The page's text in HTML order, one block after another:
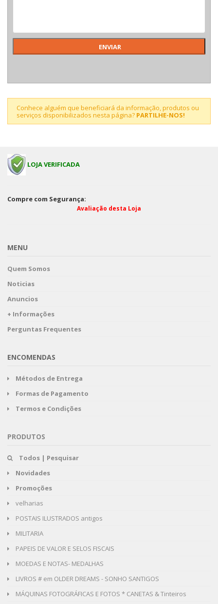
Conhece alguém que beneficiará da informação, produtos ou
serviços disponibilizados nesta página? PARTILHE-NOS!
LOJA VERIFICADA
Compre com Segurança:
Avaliação desta Loja
MENU
Quem Somos
Noticias
Anuncios
+ Informações
Perguntas Frequentes
ENCOMENDAS
Métodos de Entrega
Formas de Pagamento
Termos e Condições
PRODUTOS
Todos | Pesquisar
Novidades
Promoções
velharias
POSTAIS ILUSTRADOS antigos
MILITARIA
PAPEIS DE VALOR E SELOS FISCAIS
MOEDAS E NOTAS- MEDALHAS
LIVROS # em OLDER DREAMS - SONHO SANTIGOS
MÁQUINAS FOTOGRÁFICAS E FOTOS * CANETAS & Tinteiros